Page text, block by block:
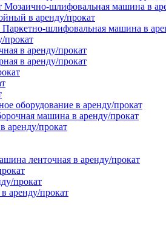
Мозаично-шлифовальная машина в
в аренду/прокат
Паркетно-шлифовальная машина в
прокат
в аренду/прокат
в аренду/прокат
оборудование в аренду/прокат
машина в аренду/прокат
аренду/прокат
ленточная в аренду/прокат
прокат
аренду/прокат